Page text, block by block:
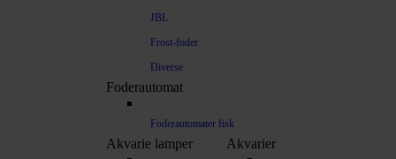
JBL
Frost-foder
Diverse
Foderautomat
Foderautomater fisk
Akvarie lamper Akvarier